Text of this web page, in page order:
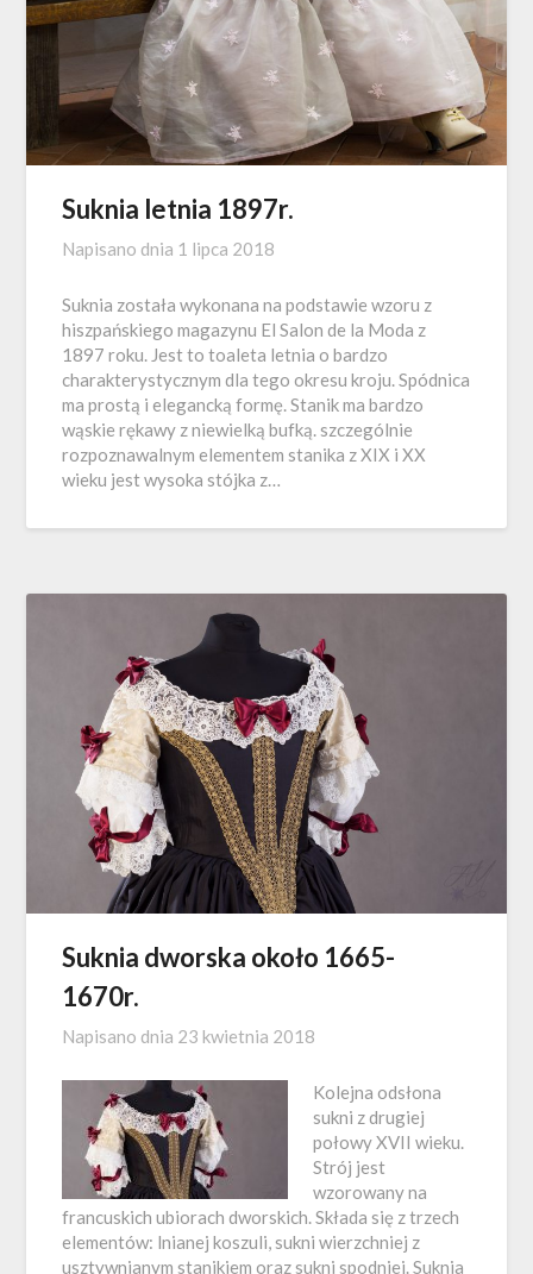
Suknia letnia 1897r.
Napisano dnia 1 lipca 2018
Suknia została wykonana na podstawie wzoru z
hiszpańskiego magazynu El Salon de la Moda z
1897 roku. Jest to toaleta letnia o bardzo
charakterystycznym dla tego okresu kroju. Spódnica
ma prostą i elegancką formę. Stanik ma bardzo
wąskie rękawy z niewielką bufką. szczególnie
rozpoznawalnym elementem stanika z XIX i XX
wieku jest wysoka stójka z…
Suknia dworska około 1665-
1670r.
Napisano dnia 23 kwietnia 2018
Kolejna odsłona
sukni z drugiej
połowy XVII wieku.
Strój jest
wzorowany na
francuskich ubiorach dworskich. Składa się z trzech
elementów: lnianej koszuli, sukni wierzchniej z
usztywnianym stanikiem oraz sukni spodniej. Suknia